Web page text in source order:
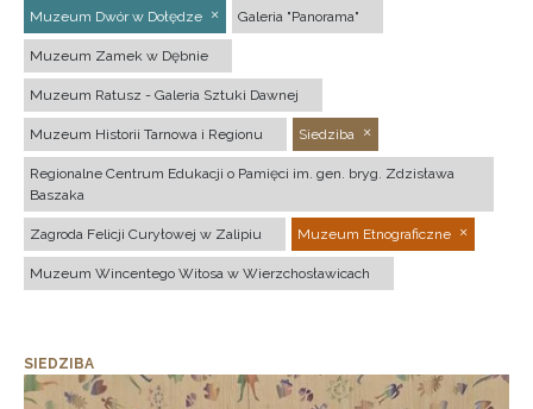
Muzeum Dwór w Dołędze Galeria "Panorama"
Muzeum Zamek w Dębnie
Muzeum Ratusz - Galeria Sztuki Dawnej
Muzeum Historii Tarnowa i Regionu Siedziba
Regionalne Centrum Edukacji o Pamięci im. gen. bryg. Zdzisława
Baszaka
Zagroda Felicji Curyłowej w Zalipiu Muzeum Etnograficzne
Muzeum Wincentego Witosa w Wierzchosławicach
SIEDZIBA